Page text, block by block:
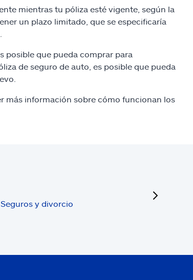
mientras tu póliza esté vigente, según la
un plazo limitado, que se especificaría
posible que pueda comprar para
de seguro de auto, es posible que pueda
más información sobre cómo funcionan los
Seguros y divorcio
next